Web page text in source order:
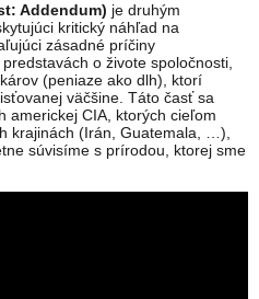
Addendum) je druhým
kritický náhľad na
zásadné príčiny
o živote spoločnosti,
(peniaze ako dlh), ktorí
väčšine. Táto časť sa
americkej CIA, ktorých cieľom
krajinách (Irán, Guatemala, …),
súvisíme s prírodou, ktorej sme